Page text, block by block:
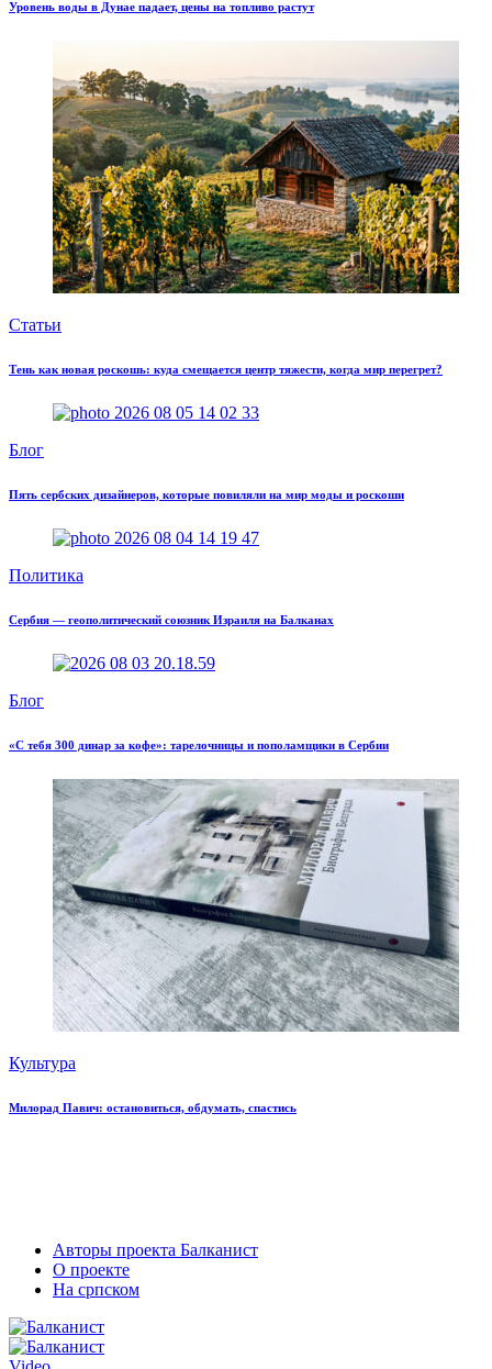
Уровень воды в Дунае падает, цены на топливо растут
Статьи
Тень как новая роскошь: куда смещается центр тяжести, когда мир перегрет?
Блог
Пять сербских дизайнеров, которые повиляли на мир моды и роскоши
Политика
Сербия — геополитический союзник Израиля на Балканах
Блог
«С тебя 300 динар за кофе»: тарелочницы и пополамщики в Сербии
Культура
Милорад Павич: остановиться, обдумать, спастись
Авторы проекта Балканист
О проекте
На српском